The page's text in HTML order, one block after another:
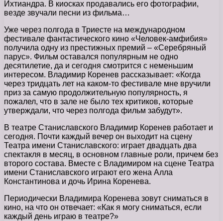
Ихтиандра. В киосках продавались его фотографии,
везде звучали песни из фильма…
Уже через полгода в Триесте на международном
фестивале фантастического кино «Человек-амфибия»
получила одну из престижных премий – «Серебряный
парус». Фильм оставался популярным не одно
десятилетие, да и сегодня смотрится с неменьшим
интересом. Владимир Коренев рассказывает: «Когда
через тридцать лет на каком-то фестивале мне вручили
приз за самую продолжительную популярность, я
пожалел, что в зале не было тех критиков, которые
утверждали, что через полгода фильм забудут».
В театре Станиславского Владимир Коренев работает и
сегодня. Почти каждый вечер он выходит на сцену
Театра имени Станиславского: играет двадцать два
спектакля в месяц, в основном главные роли, причем без
второго состава. Вместе с Владимиром на сцене Театра
имени Станиславского играют его жена Алла
Константинова и дочь Ирина Коренева.
Периодически Владимира Коренева зовут сниматься в
кино, на что он отвечает: «Как я могу сниматься, если
каждый день играю в театре?»